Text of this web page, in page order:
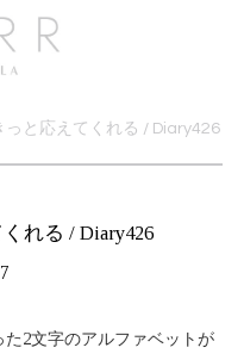
っと応えてくれる / Diary426
れる / Diary426
2文字のアルファベットが